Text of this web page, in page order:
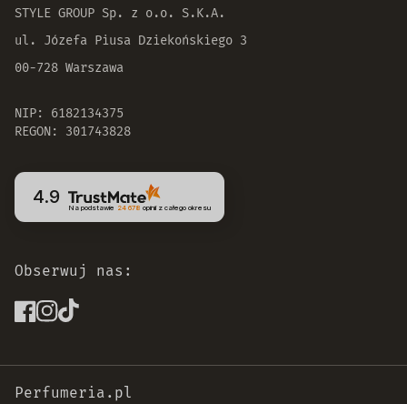
STYLE GROUP Sp. z o.o. S.K.A.
ul. Józefa Piusa Dziekońskiego 3
00-728 Warszawa
NIP: 6182134375
REGON: 301743828
4.9
Na podstawie 24 678 opinii z całego okresu
Obserwuj nas:
Perfumeria.pl